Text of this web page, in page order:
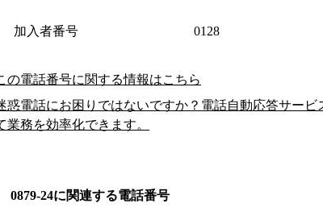
加入者番号 0128
の電話番号に関する情報はこちら
惑電話にお困りではないですか？電話自動応答サー
業務を効率化できます。
0879-24に関連する電話番号